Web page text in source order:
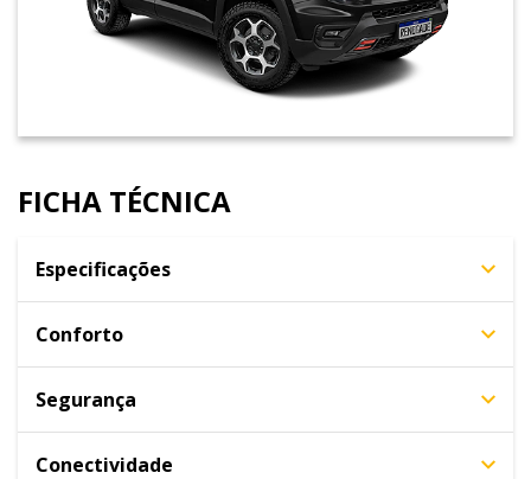
FICHA TÉCNICA
Especificações
Conforto
Segurança
Conectividade